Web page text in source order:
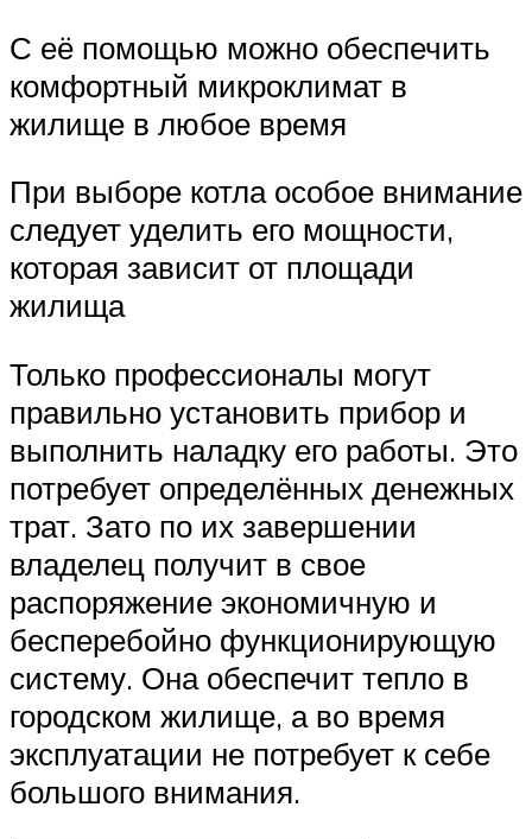
С её помощью можно обеспечить
комфортный микроклимат в
жилище в любое время
При выборе котла особое внимание
следует уделить его мощности,
которая зависит от площади
жилища
Только профессионалы могут
правильно установить прибор и
выполнить наладку его работы. Это
потребует определённых денежных
трат. Зато по их завершении
владелец получит в свое
распоряжение экономичную и
бесперебойно функционирующую
систему. Она обеспечит тепло в
городском жилище, а во время
эксплуатации не потребует к себе
большого внимания.